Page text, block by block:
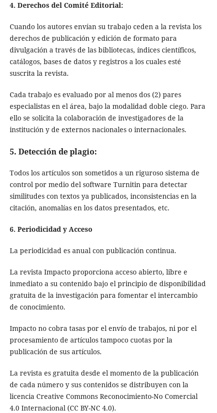
4. Derechos del Comité Editorial:
Cuando los autores envían su trabajo ceden a la revista los
derechos de publicación y edición de formato para
divulgación a través de las bibliotecas, índices científicos,
catálogos, bases de datos y registros a los cuales esté
suscrita la revista.
Cada trabajo es evaluado por al menos dos (2) pares
especialistas en el área, bajo la modalidad doble ciego. Para
ello se solicita la colaboración de investigadores de la
institución y de externos nacionales o internacionales.
5. Detección de plagio:
Todos los artículos son sometidos a un riguroso sistema de
control por medio del software Turnitin para detectar
similitudes con textos ya publicados, inconsistencias en la
citación, anomalías en los datos presentados, etc.
6. Periodicidad y Acceso
La periodicidad es anual con publicación continua.
La revista Impacto proporciona acceso abierto, libre e
inmediato a su contenido bajo el principio de disponibilidad
gratuita de la investigación para fomentar el intercambio
de conocimiento.
Impacto no cobra tasas por el envío de trabajos, ni por el
procesamiento de artículos tampoco cuotas por la
publicación de sus artículos.
La revista es gratuita desde el momento de la publicación
de cada número y sus contenidos se distribuyen con la
licencia Creative Commons Reconocimiento-No Comercial
4.0 Internacional (CC BY-NC 4.0).